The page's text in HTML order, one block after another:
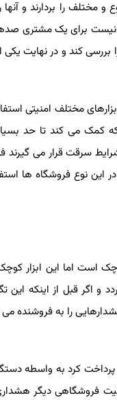
را بردارند و آنها
نیست برای یک مشتری
کند و در نهایت یکی از
مختلف امنیتی
می کند تا حد بسیار
سرقت قرار می گیرند
نوع فروشگاه ها
است اما این ابزار کوچک
قبل از اینکه این تگ
را به فروشنده می
کرد به واسطه
فروشگاهی دیگر هشداری